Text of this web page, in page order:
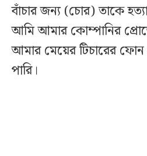
বাঁচার জন্য (চোর) তাকে
আমি আমার কোম্পানির
আমার মেয়ের টিচারের
পারি।